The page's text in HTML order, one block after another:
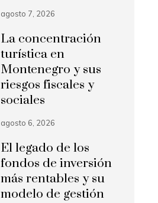
agosto 7, 2026
La concentración
turística en
Montenegro y sus
riesgos fiscales y
sociales
agosto 6, 2026
El legado de los
fondos de inversión
más rentables y su
modelo de gestión